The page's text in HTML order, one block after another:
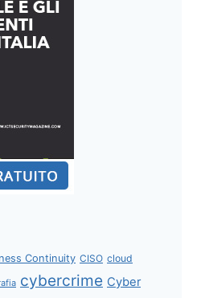
Continuity CISO cloud
cybercrime Cyber